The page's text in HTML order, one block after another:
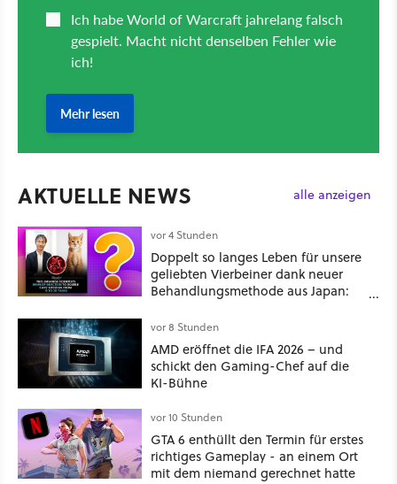
AKTUELLE NEWS alle anzeigen
vor 4 Stunden
Doppelt so langes Leben für unsere
geliebten Vierbeiner dank neuer
Behandlungsmethode aus Japan:
Kommentare zeigt, dass es nicht so
einfach ist
vor 8 Stunden
AMD eröffnet die IFA 2026 – und
schickt den Gaming-Chef auf die
KI-Bühne
vor 10 Stunden
GTA 6 enthüllt den Termin für erstes
richtiges Gameplay - an einem Ort
mit dem niemand gerechnet hatte